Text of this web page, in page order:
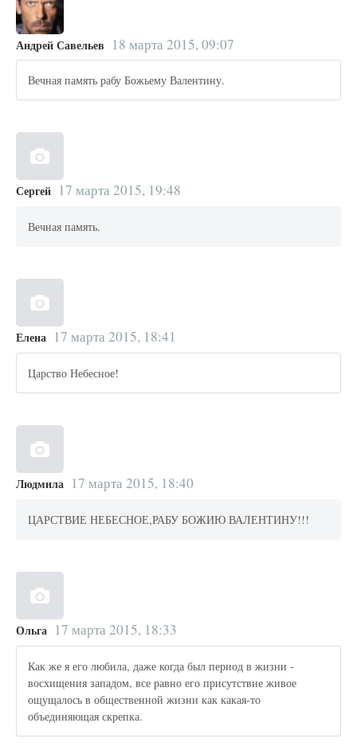
Андрей Савельев 18 марта 2015, 09:07
Вечная память рабу Божьему Валентину.
Сергей 17 марта 2015, 19:48
Вечная память.
Елена 17 марта 2015, 18:41
Царство Небесное!
Людмила 17 марта 2015, 18:40
ЦАРСТВИЕ НЕБЕСНОЕ,РАБУ БОЖИЮ ВАЛЕНТИНУ!!!
Ольга 17 марта 2015, 18:33
Как же я его любила, даже когда был период в жизни -
восхищения западом, все равно его присутствие живое
ощущалось в общественной жизни как какая-то
объединяющая скрепка.